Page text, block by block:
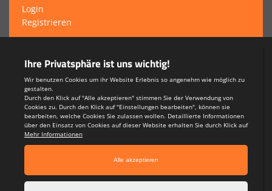
Login
Registrieren
Teamsports 2
Dein Sportverein online